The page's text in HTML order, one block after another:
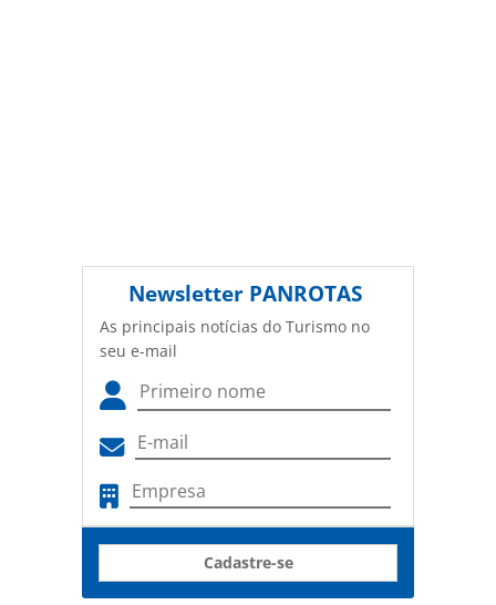
Newsletter PANROTAS
As principais notícias do Turismo no
seu e-mail
Cadastre-se